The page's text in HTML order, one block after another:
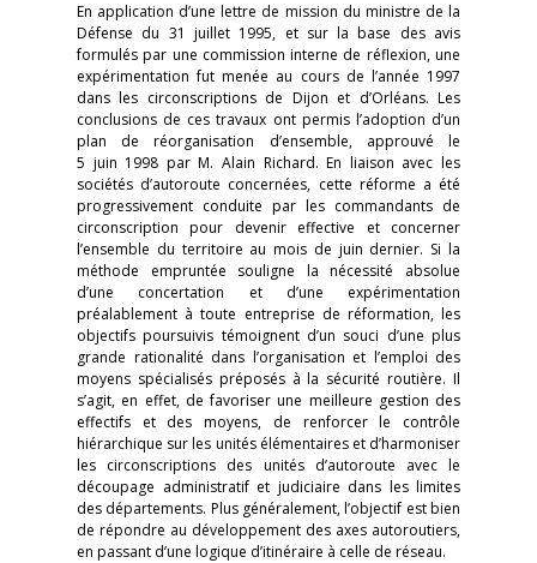
En application d’une lettre de mission du ministre de la
Défense du 31 juillet 1995, et sur la base des avis
formulés par une commission interne de réflexion, une
expérimentation fut menée au cours de l’année 1997
dans les circonscriptions de Dijon et d’Orléans. Les
conclusions de ces travaux ont permis l’adoption d’un
plan de réorganisation d’ensemble, approuvé le
5 juin 1998 par M. Alain Richard. En liaison avec les
sociétés d’autoroute concernées, cette réforme a été
progressivement conduite par les commandants de
circonscription pour devenir effective et concerner
l’ensemble du territoire au mois de juin dernier. Si la
méthode empruntée souligne la nécessité absolue
d’une concertation et d’une expérimentation
préalablement à toute entreprise de réformation, les
objectifs poursuivis témoignent d’un souci d’une plus
grande rationalité dans l’organisation et l’emploi des
moyens spécialisés préposés à la sécurité routière. Il
s’agit, en effet, de favoriser une meilleure gestion des
effectifs et des moyens, de renforcer le contrôle
hiérarchique sur les unités élémentaires et d’harmoniser
les circonscriptions des unités d’autoroute avec le
découpage administratif et judiciaire dans les limites
des départements. Plus généralement, l’objectif est bien
de répondre au développement des axes autoroutiers,
en passant d’une logique d’itinéraire à celle de réseau.